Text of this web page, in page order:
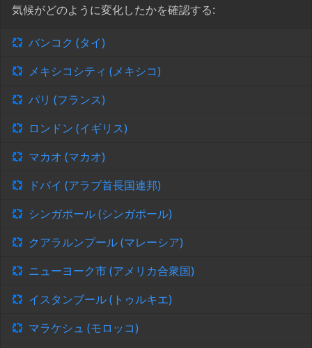
気候がどのように変化したかを確認する:
バンコク (タイ)
メキシコシティ (メキシコ)
パリ (フランス)
ロンドン (イギリス)
マカオ (マカオ)
ドバイ (アラブ首長国連邦)
シンガポール (シンガポール)
クアラルンプール (マレーシア)
ニューヨーク市 (アメリカ合衆国)
イスタンブール (トゥルキエ)
マラケシュ (モロッコ)